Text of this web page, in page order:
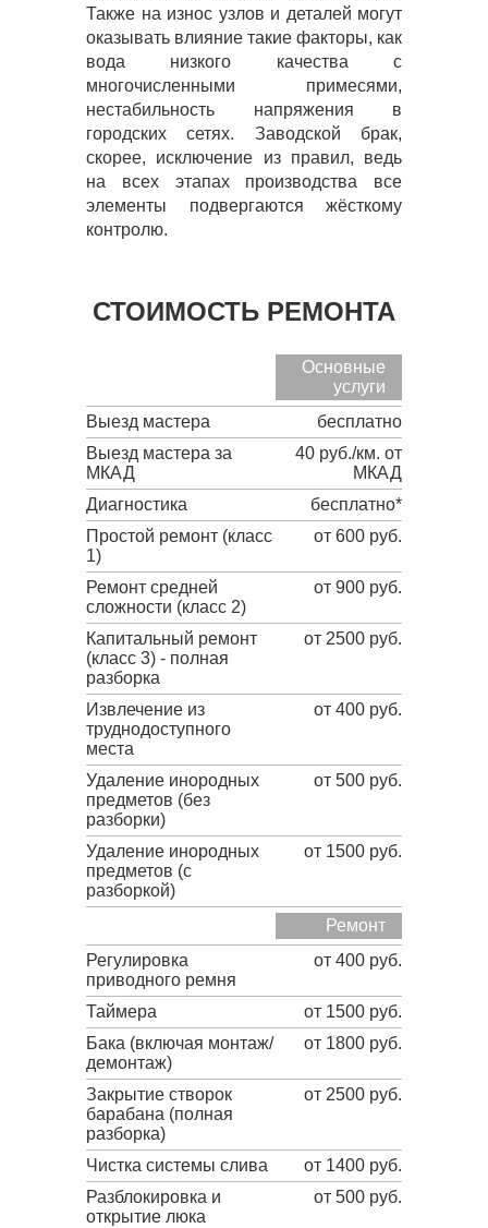
Также на износ узлов и деталей могут
оказывать влияние такие факторы, как
вода низкого качества с
многочисленными примесями,
нестабильность напряжения в
городских сетях. Заводской брак,
скорее, исключение из правил, ведь
на всех этапах производства все
элементы подвергаются жёсткому
контролю.
СТОИМОСТЬ РЕМОНТА
Основные
услуги
Выезд мастера
бесплатно
Выезд мастера за
МКАД
40 руб./км. от
МКАД
Диагностика
бесплатно*
Простой ремонт (класс
1)
от 600 руб.
Ремонт средней
сложности (класс 2)
от 900 руб.
Капитальный ремонт
(класс 3) - полная
разборка
от 2500 руб.
Извлечение из
труднодоступного
места
от 400 руб.
Удаление инородных
предметов (без
разборки)
от 500 руб.
Удаление инородных
предметов (с
разборкой)
от 1500 руб.
Ремонт
Регулировка
приводного ремня
от 400 руб.
Таймера
от 1500 руб.
Бака (включая монтаж/
демонтаж)
от 1800 руб.
Закрытие створок
барабана (полная
разборка)
от 2500 руб.
Чистка системы слива
от 1400 руб.
Разблокировка и
открытие люка
от 500 руб.